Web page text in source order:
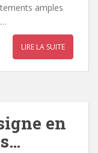
amples
LIRE LA SUITE
en